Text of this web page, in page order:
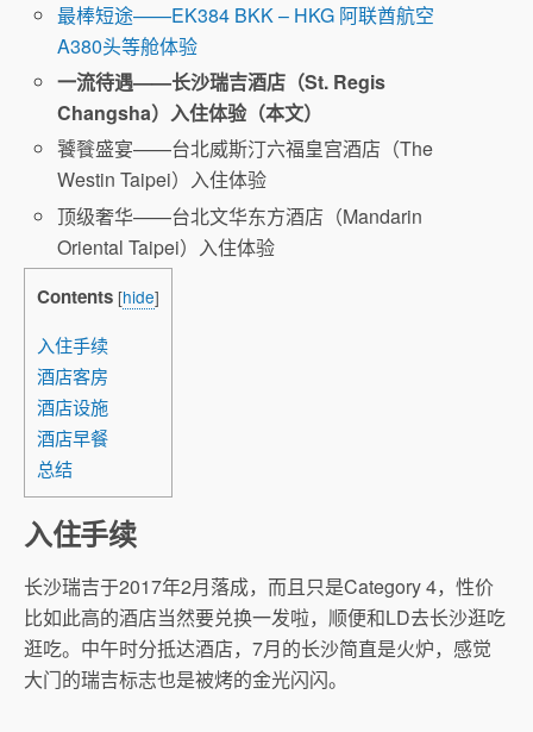
最棒短途——EK384 BKK – HKG 阿联酋航空
A380头等舱体验
一流待遇——长沙瑞吉酒店（St. Regis
Changsha）入住体验（本文）
饕餮盛宴——台北威斯汀六福皇宫酒店（The
Westin Taipei）入住体验
顶级奢华——台北文华东方酒店（Mandarin
Oriental Taipei）入住体验
Contents [hide]
入住手续
酒店客房
酒店设施
酒店早餐
总结
入住手续
长沙瑞吉于2017年2月落成，而且只是Category 4，性价
比如此高的酒店当然要兑换一发啦，顺便和LD去长沙逛吃
逛吃。中午时分抵达酒店，7月的长沙简直是火炉，感觉
大门的瑞吉标志也是被烤的金光闪闪。